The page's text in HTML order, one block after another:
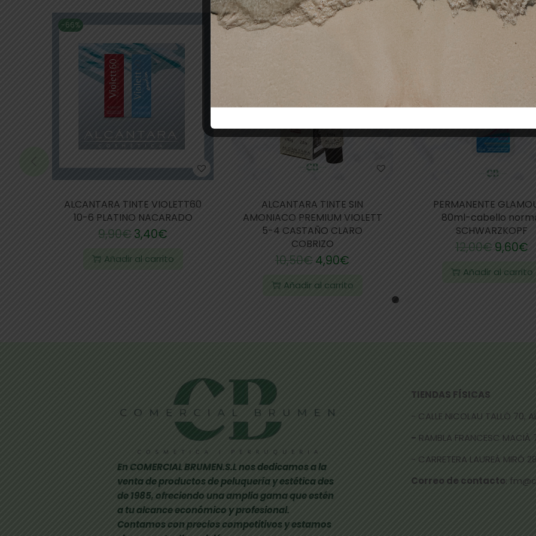
-66%
ALCANTARA TINTE VIOLETT60
10-6 PLATINO NACARADO
9,90€3,40€
Añadir al carrito
-53%
ALCANTARA TINTE SIN
AMONIACO PREMIUM VIOLETT
5-4 CASTAÑO CLARO
COBRIZO
10,50€4,90€
Añadir al carrito
-20%
PERMANENTE
80ml-cabello
SCHWARZKOPF
12,00€9,60€
Añadir al carrito
En COMERCIAL BRUMEN.S.L nos dedicamos a la
venta de productos de peluquería y estética des
de 1985, ofreciendo una amplia gama que estén
a tu alcance económico y profesional.
Contamos con precios competitivos y estamos
TIENDAS FÍSICAS
- CALLE NICOLAU TALLÓ 70,
- RAMBLA FRANCESC MACIÀ
- CARRETERA LAUREÀ MIRÓ
Correo de contacto: